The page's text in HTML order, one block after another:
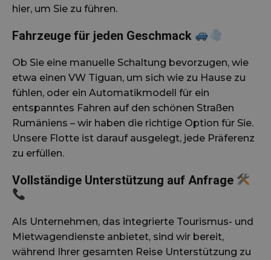
hier, um Sie zu führen.
Fahrzeuge für jeden Geschmack
Ob Sie eine manuelle Schaltung bevorzugen, wie
etwa einen VW Tiguan, um sich wie zu Hause zu
fühlen, oder ein Automatikmodell für ein
entspanntes Fahren auf den schönen Straßen
Rumäniens – wir haben die richtige Option für Sie.
Unsere Flotte ist darauf ausgelegt, jede Präferenz
zu erfüllen.
Vollständige Unterstützung auf Anfrage
Als Unternehmen, das integrierte Tourismus- und
Mietwagendienste anbietet, sind wir bereit,
während Ihrer gesamten Reise Unterstützung zu